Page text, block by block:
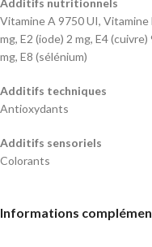
Additifs nutritionnels
Vitamine A 9750 UI, Vitamine
mg, E2 (iode) 2 mg, E4
mg, E8 (sélénium)
Additifs techniques
Antioxydants
Additifs sensoriels
Colorants
Informations